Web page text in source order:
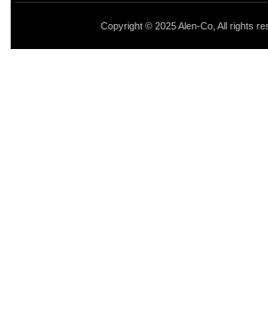
Copyright © 2025 Alen-Co, All rights